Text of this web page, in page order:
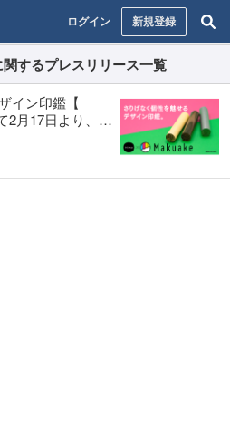
ログイン 新規登録
関するプレスリリース一覧
イン印鑑【
2月17日より、限
します。